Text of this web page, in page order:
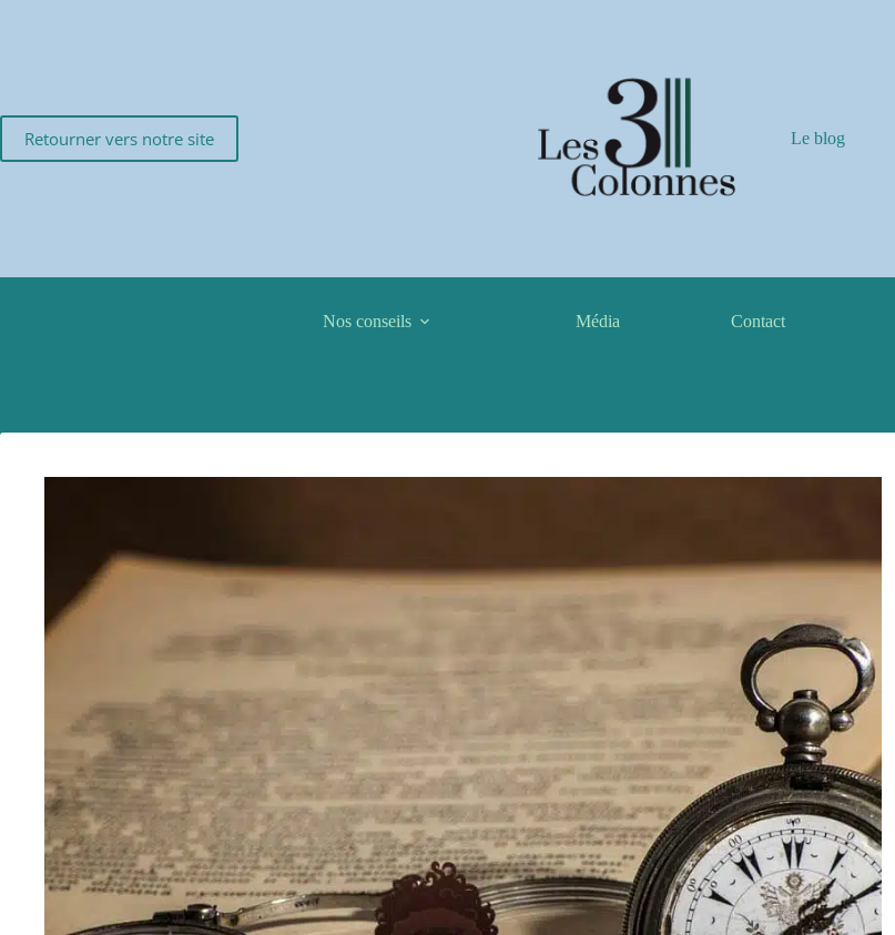
Retourner vers notre site Le blog
Nos conseils Média Contact